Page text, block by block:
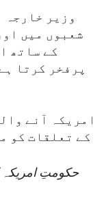
وزیر خارجہ
شعبوں میں
کے ساتھ
پرفخر کرتا
امریکہ آنے
کے تعلقات کو
حکومتِ امریکہ